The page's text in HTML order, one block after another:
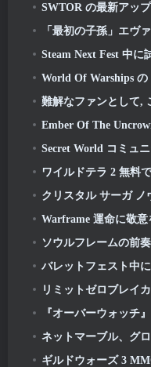
SWTOR の最新アップデートで
「最初の子孫」エヴァ
Steam Next Fest 中
World Of Warships の 6 月のアップデー
難解なファンとして, こち
Ember Of The Uncrowned
Secret World コミュニティが 14
ワイルドテラ 2 無料でダ
クリスタル サーガ ノ
Warframe 運命に敬意を表して 2
ソウルフレームの前奏曲
バレットフェスト中に
リミットゼロブレイカ
『オーバーウォッチ』の次のプレイア
ネットマーブル、グロー
ギルドウォーズ 3 MMO業界